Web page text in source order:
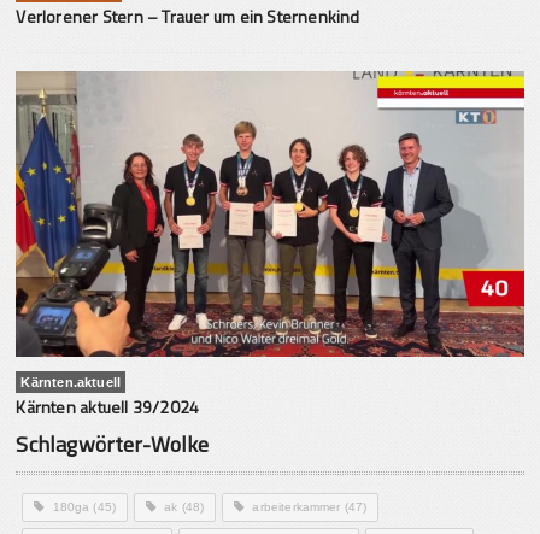
Verlorener Stern – Trauer um ein Sternenkind
Kärnten.aktuell
Kärnten aktuell 39/2024
Schlagwörter-Wolke
180ga (45) ak (48) arbeiterkammer (47)